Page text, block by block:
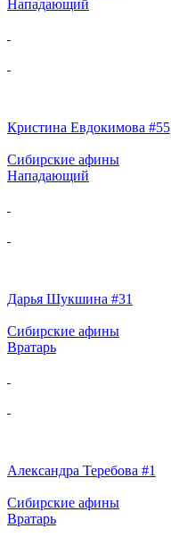
Нападающий
Кристина Евдокимова #55
Сибирские афины
Нападающий
Дарья Шукшина #31
Сибирские афины
Вратарь
Александра Теребова #1
Сибирские афины
Вратарь